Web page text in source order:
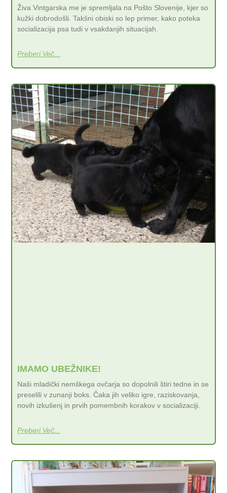
Živa Vintgarska me je spremljala na Pošto Slovenije, kjer so
kužki dobrodošli. Takšni obiski so lep primer, kako poteka
socializacija psa tudi v vsakdanjih situacijah.
Preberi Več...
IMAMO UBEŽNIKE!
Naši mladički nemškega ovčarja so dopolnili štiri tedne in se
preselili v zunanji boks. Čaka jih veliko igre, raziskovanja,
novih izkušenj in prvih pomembnih korakov v socializaciji.
Preberi Več...